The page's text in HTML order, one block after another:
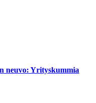
neuvo: Yrityskummia